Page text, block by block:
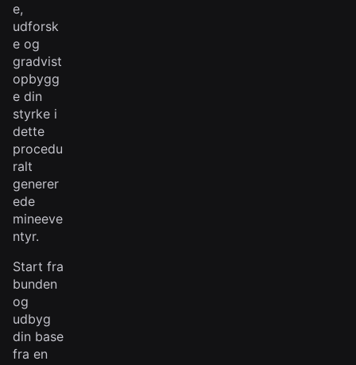
e,
udforsk
e og
gradvist
opbygg
e din
styrke i
dette
procedu
ralt
generer
ede
mineeve
ntyr.
Start fra
bunden
og
udbyg
din base
fra en